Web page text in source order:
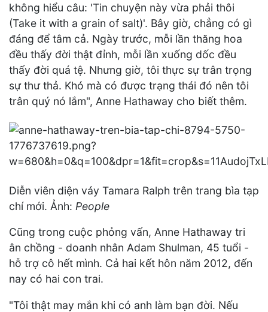
không hiểu câu: 'Tin chuyện này vừa phải thôi
(Take it with a grain of salt)'. Bây giờ, chẳng có gì
đáng để tâm cả. Ngày trước, mỗi lần thăng hoa
đều thấy đời thật đỉnh, mỗi lần xuống dốc đều
thấy đời quá tệ. Nhưng giờ, tôi thực sự trân trọng
sự thư thả. Khó mà có được trạng thái đó nên tôi
trân quý nó lắm", Anne Hathaway cho biết thêm.
Diễn viên diện váy Tamara Ralph trên trang bìa tạp
chí mới. Ảnh: People
Cũng trong cuộc phỏng vấn, Anne Hathaway tri
ân chồng - doanh nhân Adam Shulman, 45 tuổi -
hỗ trợ cô hết mình. Cả hai kết hôn năm 2012, đến
nay có hai con trai.
"Tôi thật may mắn khi có anh làm bạn đời. Nếu